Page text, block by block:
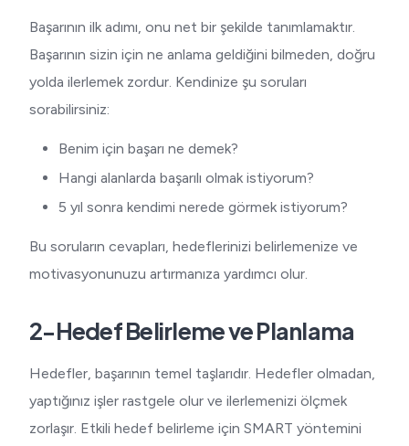
Başarının ilk adımı, onu net bir şekilde tanımlamaktır.
Başarının sizin için ne anlama geldiğini bilmeden, doğru
yolda ilerlemek zordur. Kendinize şu soruları
sorabilirsiniz:
Benim için başarı ne demek?
Hangi alanlarda başarılı olmak istiyorum?
5 yıl sonra kendimi nerede görmek istiyorum?
Bu soruların cevapları, hedeflerinizi belirlemenize ve
motivasyonunuzu artırmanıza yardımcı olur.
2-Hedef Belirleme ve Planlama
Hedefler, başarının temel taşlarıdır. Hedefler olmadan,
yaptığınız işler rastgele olur ve ilerlemenizi ölçmek
zorlaşır. Etkili hedef belirleme için SMART yöntemini